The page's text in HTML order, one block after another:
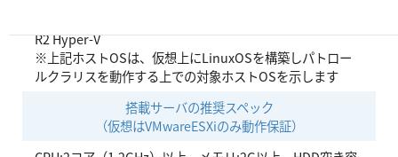
R2 Hyper-V
※上記ホストOSは、仮想上にLinuxOSを構築しパトロー
ルクラリスを動作する上での対象ホストOSを示します
搭載サーバの推奨スペック
（仮想はVMwareESXiのみ動作保証）